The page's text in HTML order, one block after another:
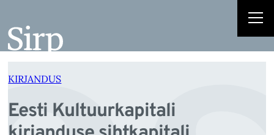
juurde
KIRJANDUS
Eesti Kultuurkapitali